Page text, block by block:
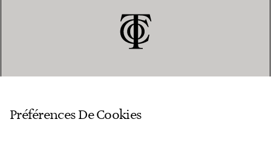
Préférences De Cookies